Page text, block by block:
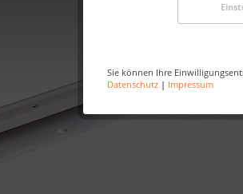
Sie können Ihre
Datenschutz | Impressum